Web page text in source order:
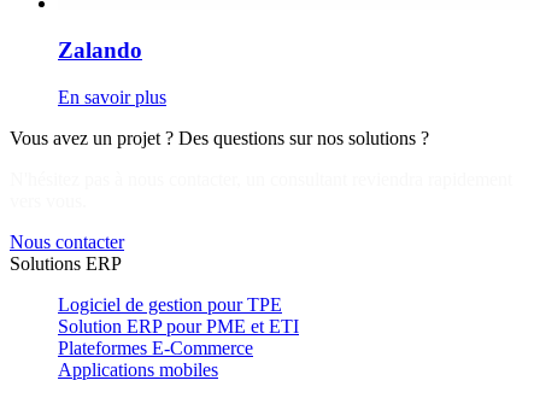
Zalando
En savoir plus
Vous avez un projet ? Des questions sur nos solutions ?
Nous contacter
Solutions ERP
Logiciel de gestion pour TPE
Solution ERP pour PME et ETI
Plateformes E-Commerce
Applications mobiles